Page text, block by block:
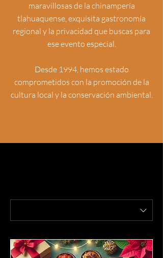
maravillosas de la chinampería
tlahuaquense, exquisita gastronomía
regional y la privacidad que buscas para
ese evento especial.
Desde 1994, hemos estado
comprometidos con la promoción de la
cultura local y la conservación ambiental.